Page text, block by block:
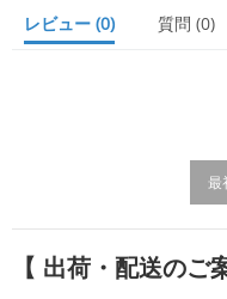
a
r
レビュー (0) 質問 (0)
最
【 出荷・配送の